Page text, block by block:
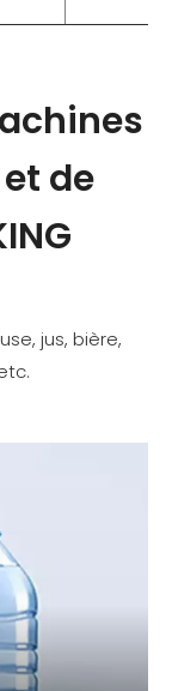
de
jus, bière,